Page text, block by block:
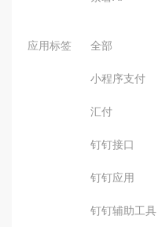
应用标签 全部
小程序支付
汇付
钉钉接口
钉钉应用
钉钉辅助工具